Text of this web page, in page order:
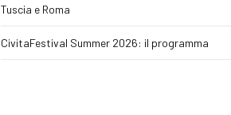
Tuscia e Roma
CivitaFestival Summer 2026: il programma